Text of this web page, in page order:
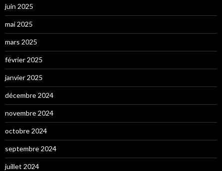
juin 2025
mai 2025
mars 2025
février 2025
janvier 2025
décembre 2024
novembre 2024
octobre 2024
septembre 2024
juillet 2024